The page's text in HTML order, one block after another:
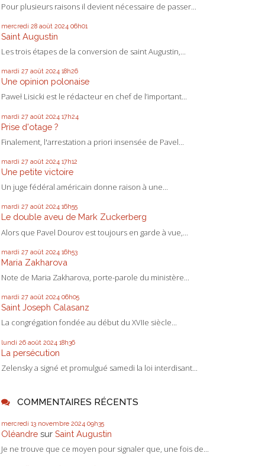
Pour plusieurs raisons il devient nécessaire de passer...
mercredi 28 août 2024 06h01
Saint Augustin
Les trois étapes de la conversion de saint Augustin,...
mardi 27 août 2024 18h26
Une opinion polonaise
Paweł Lisicki est le rédacteur en chef de l’important...
mardi 27 août 2024 17h24
Prise d'otage ?
Finalement, l'arrestation a priori insensée de Pavel...
mardi 27 août 2024 17h12
Une petite victoire
Un juge fédéral américain donne raison à une...
mardi 27 août 2024 16h55
Le double aveu de Mark Zuckerberg
Alors que Pavel Dourov est toujours en garde à vue,...
mardi 27 août 2024 16h53
Maria Zakharova
Note de Maria Zakharova, porte-parole du ministère...
mardi 27 août 2024 06h05
Saint Joseph Calasanz
La congrégation fondée au début du XVIIe siècle...
lundi 26 août 2024 18h36
La persécution
Zelensky a signé et promulgué samedi la loi interdisant...
COMMENTAIRES RÉCENTS
mercredi 13 novembre 2024 09h35
Oléandre sur Saint Augustin
Je ne trouve que ce moyen pour signaler que, une fois de...